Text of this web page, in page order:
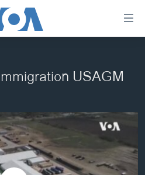
ຫະລັດ 2024
USAGM